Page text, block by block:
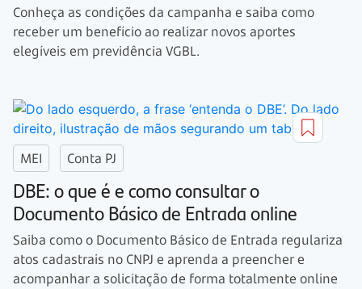
Conheça as condições da campanha e saiba como
receber um benefício ao realizar novos aportes
elegíveis em previdência VGBL.
MEI Conta PJ
DBE: o que é e como consultar o
Documento Básico de Entrada online
Saiba como o Documento Básico de Entrada regulariza
atos cadastrais no CNPJ e aprenda a preencher e
acompanhar a solicitação de forma totalmente online